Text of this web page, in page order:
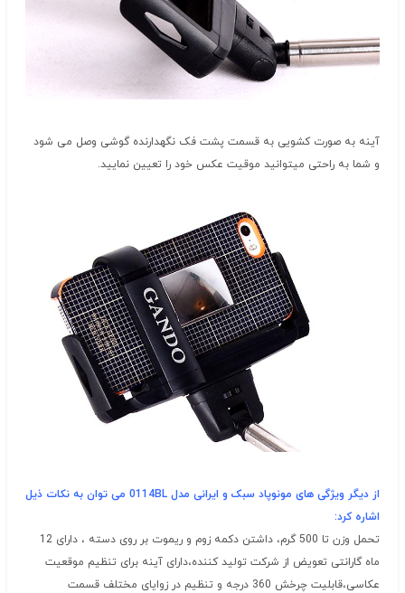
آینه به صورت کشویی به قسمت پشت فک نگهدارنده گوشی وصل می شود
و شما به راحتی میتوانید موقیت عکس خود را تعیین نمایید.
از دیگر ویژگی های مونوپاد سبک و ایرانی مدل 0114BL می توان به نکات ذیل
اشاره کرد:
تحمل وزن تا 500 گرم، داشتن دکمه زوم و ریموت بر روی دسته ، دارای 12
ماه گارانتی تعویض از شرکت تولید کننده،دارای آینه برای تنظیم موقعیت
عکاسی،
قابلیت چرخش 360 درجه و تنظیم در زوایای مختلف قسمت